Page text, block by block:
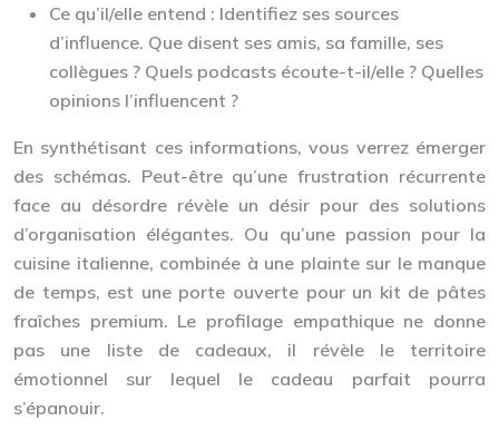
Ce qu’il/elle entend : Identifiez ses sources
d’influence. Que disent ses amis, sa famille, ses
collègues ? Quels podcasts écoute-t-il/elle ? Quelles
opinions l’influencent ?
En synthétisant ces informations, vous verrez émerger
des schémas. Peut-être qu’une frustration récurrente
face au désordre révèle un désir pour des solutions
d’organisation élégantes. Ou qu’une passion pour la
cuisine italienne, combinée à une plainte sur le manque
de temps, est une porte ouverte pour un kit de pâtes
fraîches premium. Le profilage empathique ne donne
pas une liste de cadeaux, il révèle le territoire
émotionnel sur lequel le cadeau parfait pourra
s’épanouir.